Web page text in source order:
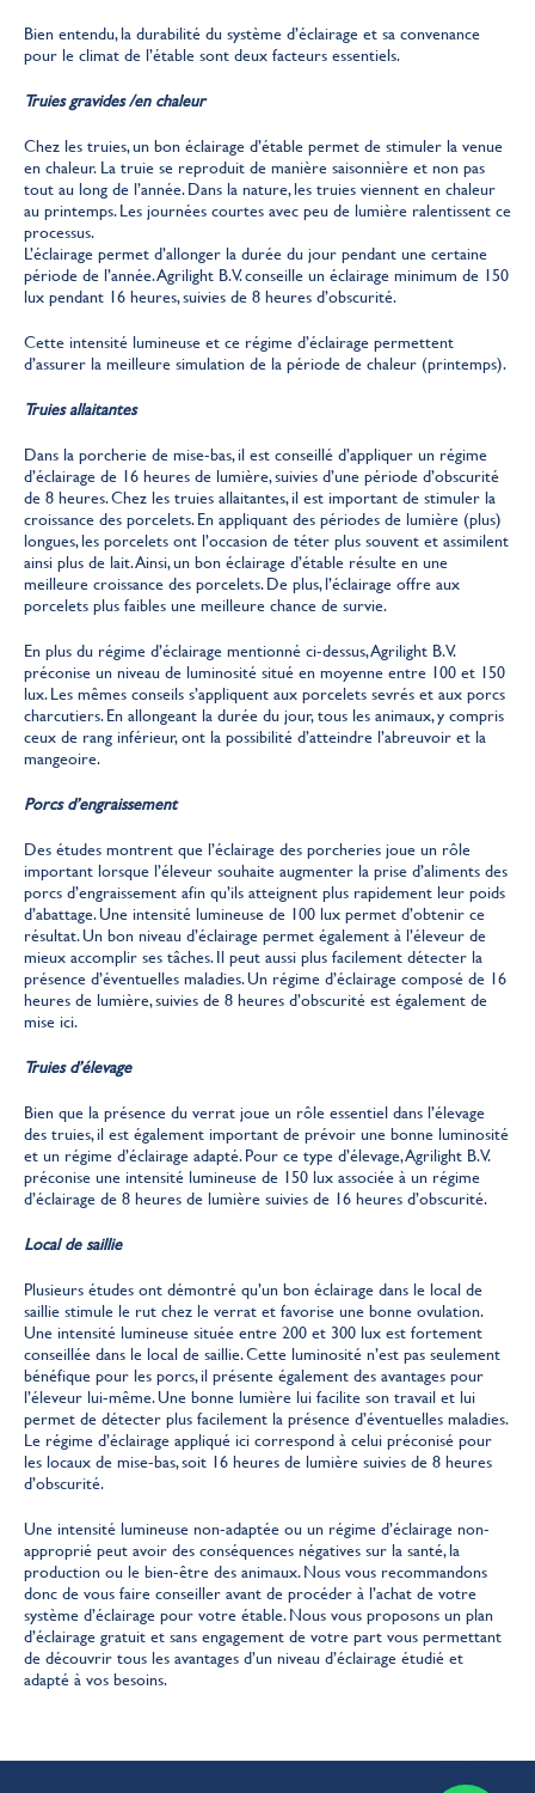
Bien entendu, la durabilité du système d’éclairage et sa convenance
pour le climat de l’étable sont deux facteurs essentiels.
Truies gravides /en chaleur
Chez les truies, un bon éclairage d’étable permet de stimuler la venue
en chaleur. La truie se reproduit de manière saisonnière et non pas
tout au long de l’année. Dans la nature, les truies viennent en chaleur
au printemps. Les journées courtes avec peu de lumière ralentissent ce
processus.
L’éclairage permet d’allonger la durée du jour pendant une certaine
période de l’année. Agrilight B.V. conseille un éclairage minimum de 150
lux pendant 16 heures, suivies de 8 heures d’obscurité.
Cette intensité lumineuse et ce régime d’éclairage permettent
d’assurer la meilleure simulation de la période de chaleur (printemps).
Truies allaitantes
Dans la porcherie de mise-bas, il est conseillé d’appliquer un régime
d’éclairage de 16 heures de lumière, suivies d’une période d’obscurité
de 8 heures. Chez les truies allaitantes, il est important de stimuler la
croissance des porcelets. En appliquant des périodes de lumière (plus)
longues, les porcelets ont l’occasion de téter plus souvent et assimilent
ainsi plus de lait. Ainsi, un bon éclairage d’étable résulte en une
meilleure croissance des porcelets. De plus, l’éclairage offre aux
porcelets plus faibles une meilleure chance de survie.
En plus du régime d’éclairage mentionné ci-dessus, Agrilight B.V.
préconise un niveau de luminosité situé en moyenne entre 100 et 150
lux. Les mêmes conseils s’appliquent aux porcelets sevrés et aux porcs
charcutiers. En allongeant la durée du jour, tous les animaux, y compris
ceux de rang inférieur, ont la possibilité d’atteindre l’abreuvoir et la
mangeoire.
Porcs d’engraissement
Des études montrent que l’éclairage des porcheries joue un rôle
important lorsque l’éleveur souhaite augmenter la prise d’aliments des
porcs d’engraissement afin qu’ils atteignent plus rapidement leur poids
d’abattage. Une intensité lumineuse de 100 lux permet d’obtenir ce
résultat. Un bon niveau d’éclairage permet également à l’éleveur de
mieux accomplir ses tâches. Il peut aussi plus facilement détecter la
présence d’éventuelles maladies. Un régime d’éclairage composé de 16
heures de lumière, suivies de 8 heures d’obscurité est également de
mise ici.
Truies d’élevage
Bien que la présence du verrat joue un rôle essentiel dans l’élevage
des truies, il est également important de prévoir une bonne luminosité
et un régime d’éclairage adapté. Pour ce type d’élevage, Agrilight B.V.
préconise une intensité lumineuse de 150 lux associée à un régime
d’éclairage de 8 heures de lumière suivies de 16 heures d’obscurité.
Local de saillie
Plusieurs études ont démontré qu’un bon éclairage dans le local de
saillie stimule le rut chez le verrat et favorise une bonne ovulation.
Une intensité lumineuse située entre 200 et 300 lux est fortement
conseillée dans le local de saillie. Cette luminosité n’est pas seulement
bénéfique pour les porcs, il présente également des avantages pour
l’éleveur lui-même. Une bonne lumière lui facilite son travail et lui
permet de détecter plus facilement la présence d’éventuelles maladies.
Le régime d’éclairage appliqué ici correspond à celui préconisé pour
les locaux de mise-bas, soit 16 heures de lumière suivies de 8 heures
d’obscurité.
Une intensité lumineuse non-adaptée ou un régime d’éclairage non-
approprié peut avoir des conséquences négatives sur la santé, la
production ou le bien-être des animaux. Nous vous recommandons
donc de vous faire conseiller avant de procéder à l’achat de votre
système d’éclairage pour votre étable. Nous vous proposons un plan
d’éclairage gratuit et sans engagement de votre part vous permettant
de découvrir tous les avantages d’un niveau d’éclairage étudié et
adapté à vos besoins.